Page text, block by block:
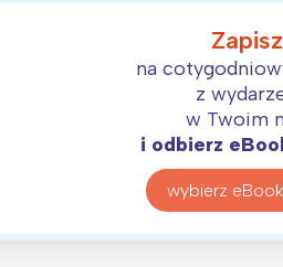
na
z
w Twoim
i odbierz
wybierz